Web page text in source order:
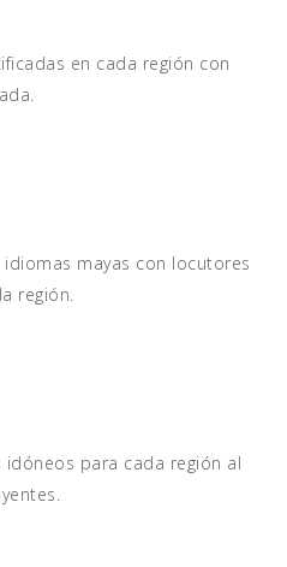
en cada región con
mayas con locutores
región.
idóneos para cada región al